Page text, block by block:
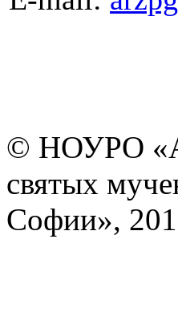
© НОУРО
святых
Софии»,